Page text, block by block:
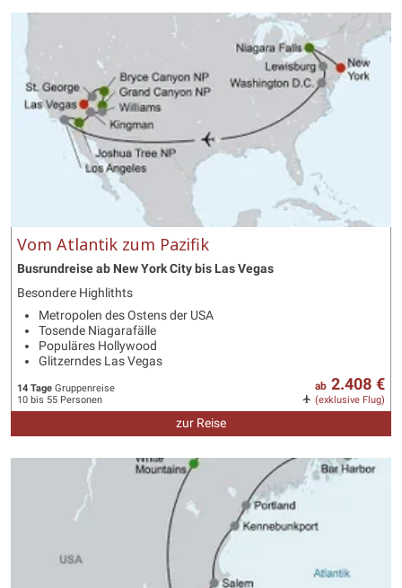
Vom Atlantik zum Pazifik
Busrundreise ab New York City bis Las Vegas
Besondere Highlithts
Metropolen des Ostens der USA
Tosende Niagarafälle
Populäres Hollywood
Glitzerndes Las Vegas
14 Tage Gruppenreise
10 bis 55 Personen
ab 2.408 €
(exklusive Flug)
zur Reise